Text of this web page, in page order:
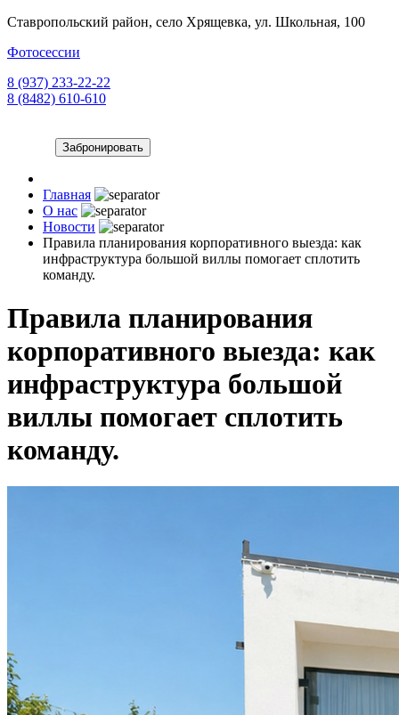
Ставропольский район, село Хрящевка, ул. Школьная, 100
Фотосессии
8 (937) 233-22-22
8 (8482) 610-610
Забронировать
Главная
О нас
Новости
Правила планирования корпоративного выезда: как
инфраструктура большой виллы помогает сплотить
команду.
Правила планирования
корпоративного выезда: как
инфраструктура большой
виллы помогает сплотить
команду.